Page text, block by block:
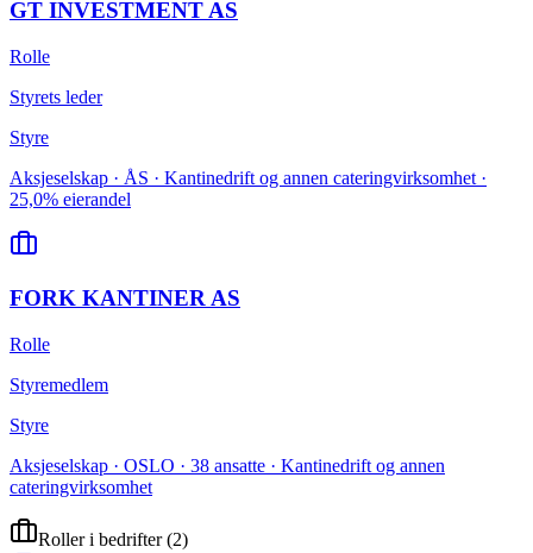
GT INVESTMENT AS
Rolle
Styrets leder
Styre
Aksjeselskap · ÅS · Kantinedrift og annen cateringvirksomhet ·
25,0% eierandel
FORK KANTINER AS
Rolle
Styremedlem
Styre
Aksjeselskap · OSLO · 38 ansatte · Kantinedrift og annen
cateringvirksomhet
Roller i bedrifter(2)